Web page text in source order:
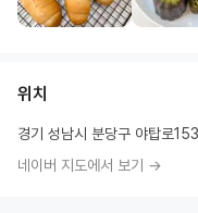
위치
경기 성남시 분당구 야탑로
네이버 지도에서 보기 →